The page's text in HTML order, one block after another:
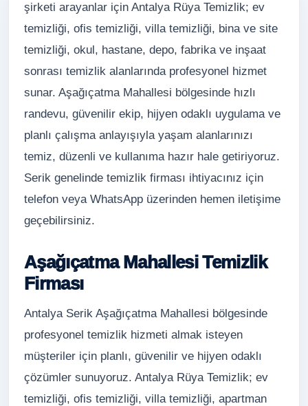
şirketi arayanlar için Antalya Rüya Temizlik; ev
temizliği, ofis temizliği, villa temizliği, bina ve site
temizliği, okul, hastane, depo, fabrika ve inşaat
sonrası temizlik alanlarında profesyonel hizmet
sunar. Aşağıçatma Mahallesi bölgesinde hızlı
randevu, güvenilir ekip, hijyen odaklı uygulama ve
planlı çalışma anlayışıyla yaşam alanlarınızı
temiz, düzenli ve kullanıma hazır hale getiriyoruz.
Serik genelinde temizlik firması ihtiyacınız için
telefon veya WhatsApp üzerinden hemen iletişime
geçebilirsiniz.
Aşağıçatma Mahallesi Temizlik
Firması
Antalya Serik Aşağıçatma Mahallesi bölgesinde
profesyonel temizlik hizmeti almak isteyen
müşteriler için planlı, güvenilir ve hijyen odaklı
çözümler sunuyoruz. Antalya Rüya Temizlik; ev
temizliği, ofis temizliği, villa temizliği, apartman